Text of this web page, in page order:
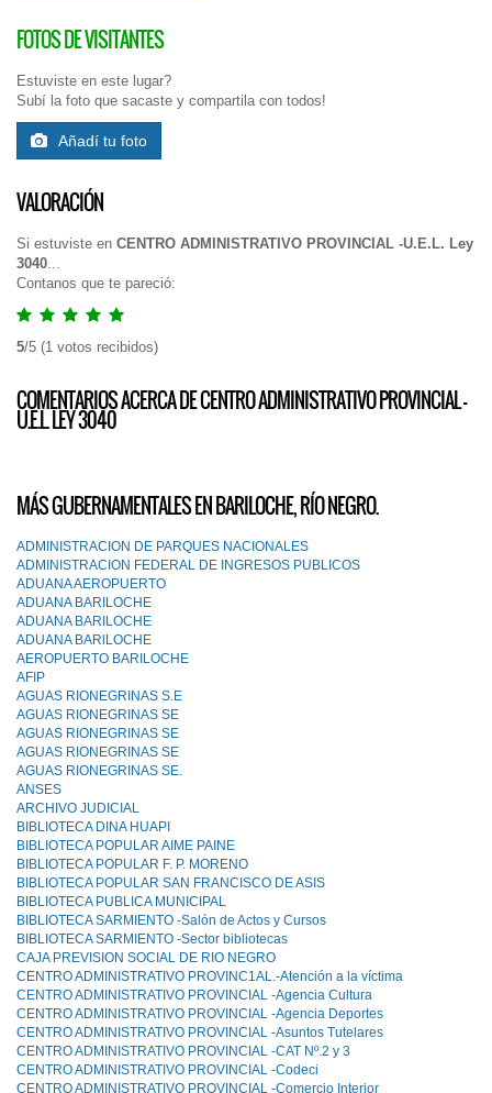
FOTOS DE VISITANTES
Estuviste en este lugar?
Subí la foto que sacaste y compartila con todos!
Añadí tu foto
VALORACIÓN
Si estuviste en CENTRO ADMINISTRATIVO PROVINCIAL -U.E.L. Ley
3040...
Contanos que te pareció:
5/5 (1 votos recibidos)
COMENTARIOS ACERCA DE CENTRO ADMINISTRATIVO PROVINCIAL -
U.E.L. LEY 3040
MÁS GUBERNAMENTALES EN BARILOCHE, RÍO NEGRO.
ADMINISTRACION DE PARQUES NACIONALES
ADMINISTRACION FEDERAL DE INGRESOS PUBLICOS
ADUANA AEROPUERTO
ADUANA BARILOCHE
ADUANA BARILOCHE
ADUANA BARlLOCHE
AEROPUERTO BARILOCHE
AFIP
AGUAS RIONEGRINAS S.E
AGUAS RIONEGRINAS SE
AGUAS RIONEGRINAS SE
AGUAS RIONEGRINAS SE
AGUAS RIONEGRINAS SE.
ANSES
ARCHIVO JUDICIAL
BIBLIOTECA DINA HUAPI
BIBLIOTECA POPULAR AIME PAINE
BIBLIOTECA POPULAR F. P. MORENO
BIBLIOTECA POPULAR SAN FRANCISCO DE ASIS
BIBLIOTECA PUBLICA MUNICIPAL
BIBLIOTECA SARMIENTO -Salón de Actos y Cursos
BIBLIOTECA SARMIENTO -Sector bibliotecas
CAJA PREVISION SOCIAL DE RIO NEGRO
CENTRO ADMINISTRATIVO PROVINC1AL.-Atención a la víctima
CENTRO ADMINISTRATIVO PROVINCIAL -Agencia Cultura
CENTRO ADMINISTRATIVO PROVINCIAL -Agencia Deportes
CENTRO ADMINISTRATIVO PROVINCIAL -Asuntos Tutelares
CENTRO ADMINISTRATIVO PROVINCIAL -CAT Nº.2 y 3
CENTRO ADMINISTRATIVO PROVINCIAL -Codeci
CENTRO ADMINISTRATIVO PROVINCIAL -Comercio Interior